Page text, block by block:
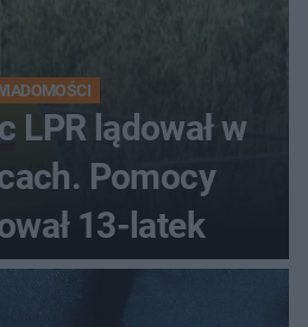
LPR lądował w
Pomocy
13-latek